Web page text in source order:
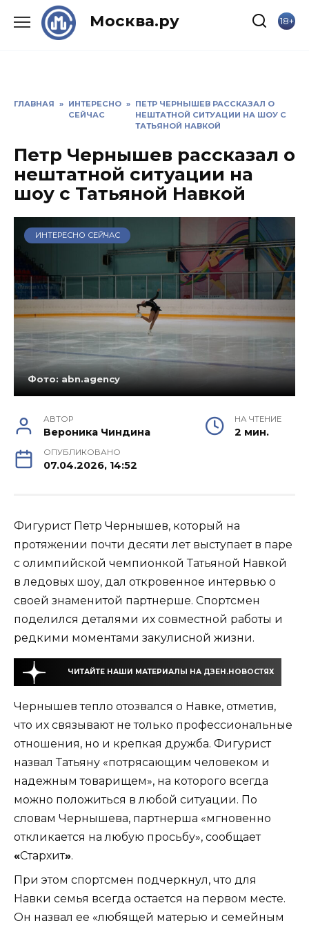
Москва.ру 18+
ГЛАВНАЯ » ИНТЕРЕСНО
СЕЙЧАС
» ПЕТР ЧЕРНЫШЕВ РАССКАЗАЛ О
НЕШТАТНОЙ СИТУАЦИИ НА ШОУ С
ТАТЬЯНОЙ НАВКОЙ
Петр Чернышев рассказал о
нештатной ситуации на
шоу с Татьяной Навкой
ИНТЕРЕСНО СЕЙЧАС
Фото: abn.agency
АВТОР
Вероника Чиндина
НА ЧТЕНИЕ
2 мин.
ОПУБЛИКОВАНО
07.04.2026, 14:52
Фигурист Петр Чернышев, который на
протяжении почти десяти лет выступает в паре
с олимпийской чемпионкой Татьяной Навкой
в ледовых шоу, дал откровенное интервью о
своей знаменитой партнерше. Спортсмен
поделился деталями их совместной работы и
редкими моментами закулисной жизни.
ЧИТАЙТЕ НАШИ МАТЕРИАЛЫ НА ДЗЕН.НОВОСТЯХ
Чернышев тепло отозвался о Навке, отметив,
что их связывают не только профессиональные
отношения, но и крепкая дружба. Фигурист
назвал Татьяну «потрясающим человеком и
надежным товарищем», на которого всегда
можно положиться в любой ситуации. По
словам Чернышева, партнерша «мгновенно
откликается на любую просьбу», сообщает
«Стархит».
При этом спортсмен подчеркнул, что для
Навки семья всегда остается на первом месте.
Он назвал ее «любящей матерью и семейным